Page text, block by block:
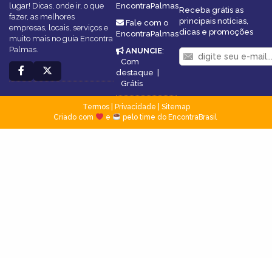
lugar! Dicas, onde ir, o que
fazer, as melhores
empresas, locais, serviços e
muito mais no guia Encontra
Palmas.
EncontraPalmas
Fale com o
EncontraPalmas
ANUNCIE:
Com
destaque |
Grátis
Receba grátis as
principais notícias,
dicas e promoções
Termos| Privacidade
Sitemap
Criado com
e pelo time do EncontraBrasil